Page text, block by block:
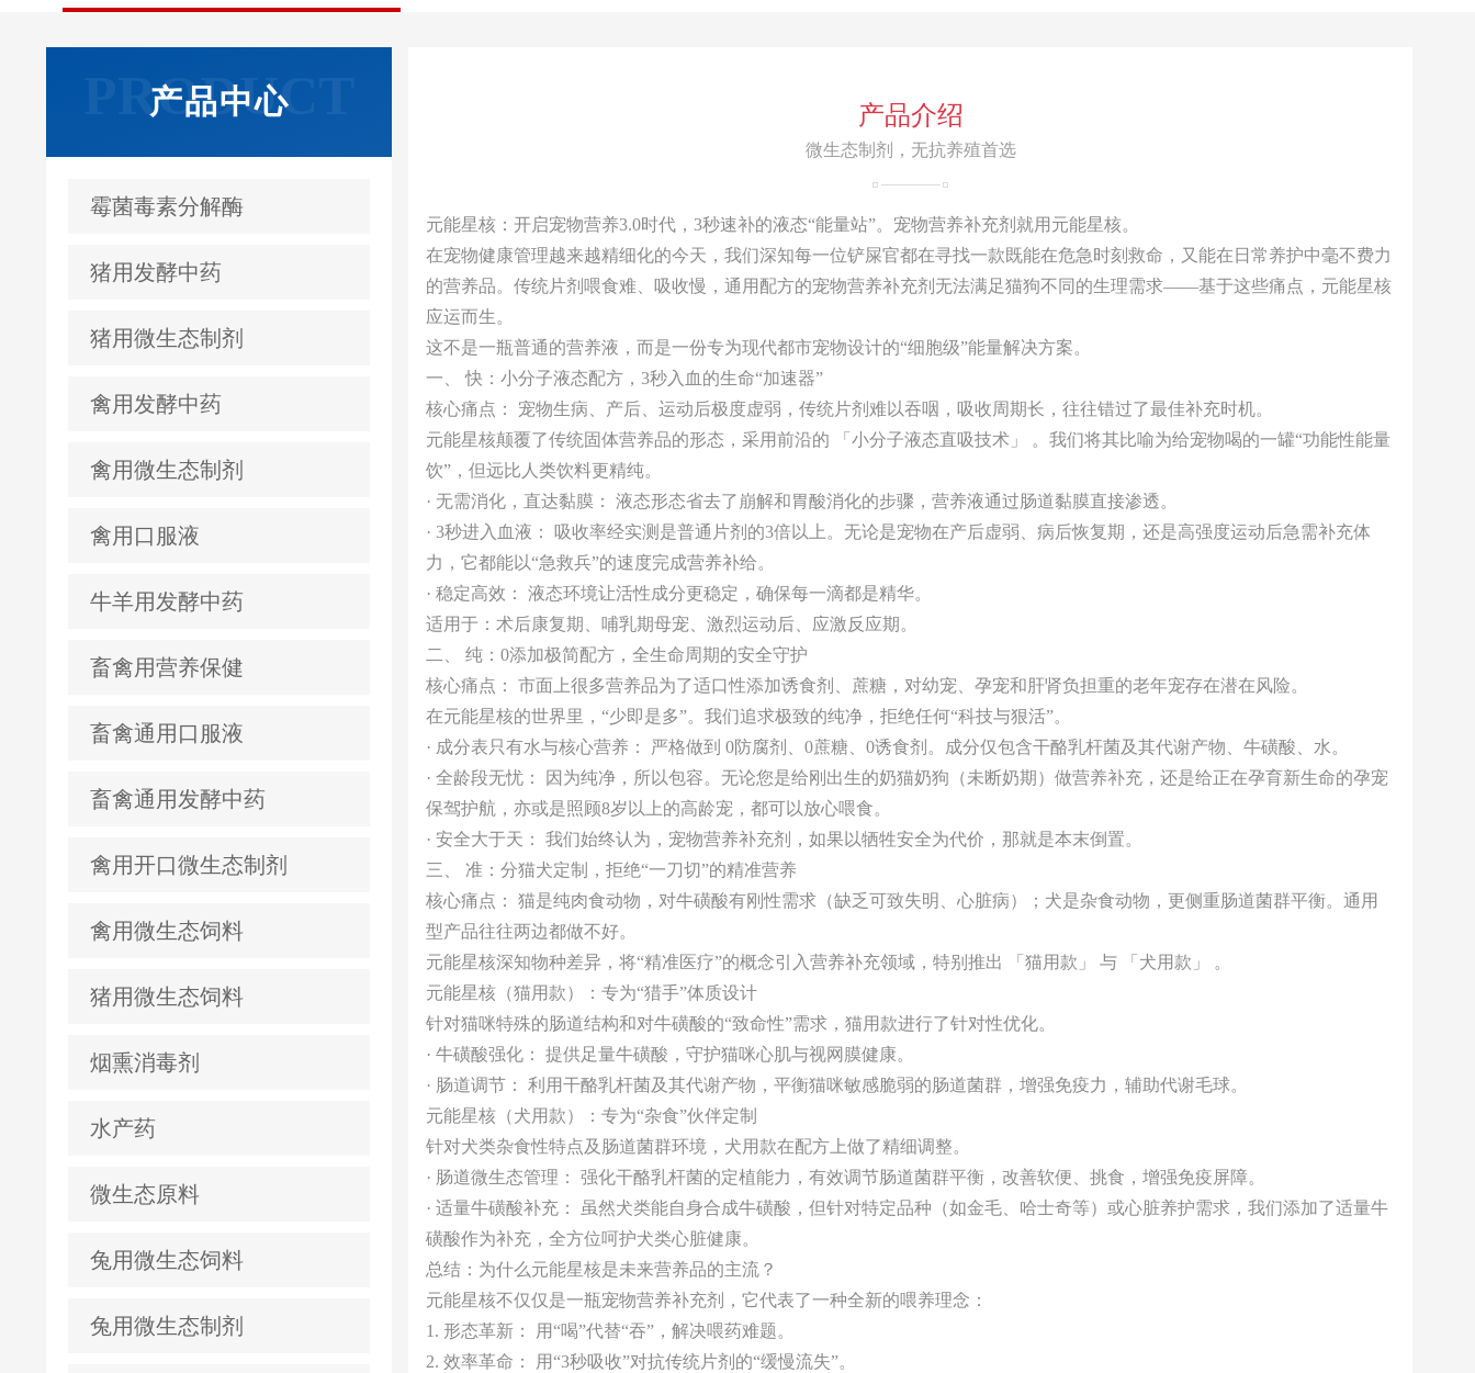
产品中心
霉菌毒素分解酶
猪用发酵中药
猪用微生态制剂
禽用发酵中药
禽用微生态制剂
禽用口服液
牛羊用发酵中药
畜禽用营养保健
畜禽通用口服液
畜禽通用发酵中药
禽用开口微生态制剂
禽用微生态饲料
猪用微生态饲料
烟熏消毒剂
水产药
微生态原料
兔用微生态饲料
兔用微生态制剂
产品介绍
微生态制剂，无抗养殖首选
元能星核：开启宠物营养3.0时代，3秒速补的液态“能量站”。宠物营养补充剂就用元能星核。
在宠物健康管理越来越精细化的今天，我们深知每一位铲屎官都在寻找一款既能在危急时刻救命，又能在日常养护中毫不费力
的营养品。传统片剂喂食难、吸收慢，通用配方的宠物营养补充剂无法满足猫狗不同的生理需求——基于这些痛点，元能星核
应运而生。
这不是一瓶普通的营养液，而是一份专为现代都市宠物设计的“细胞级”能量解决方案。
一、 快：小分子液态配方，3秒入血的生命“加速器”
核心痛点： 宠物生病、产后、运动后极度虚弱，传统片剂难以吞咽，吸收周期长，往往错过了最佳补充时机。
元能星核颠覆了传统固体营养品的形态，采用前沿的 「小分子液态直吸技术」 。我们将其比喻为给宠物喝的一罐“功能性能量
饮”，但远比人类饮料更精纯。
· 无需消化，直达黏膜： 液态形态省去了崩解和胃酸消化的步骤，营养液通过肠道黏膜直接渗透。
· 3秒进入血液： 吸收率经实测是普通片剂的3倍以上。无论是宠物在产后虚弱、病后恢复期，还是高强度运动后急需补充体
力，它都能以“急救兵”的速度完成营养补给。
· 稳定高效： 液态环境让活性成分更稳定，确保每一滴都是精华。
适用于：术后康复期、哺乳期母宠、激烈运动后、应激反应期。
二、 纯：0添加极简配方，全生命周期的安全守护
核心痛点： 市面上很多营养品为了适口性添加诱食剂、蔗糖，对幼宠、孕宠和肝肾负担重的老年宠存在潜在风险。
在元能星核的世界里，“少即是多”。我们追求极致的纯净，拒绝任何“科技与狠活”。
· 成分表只有水与核心营养： 严格做到 0防腐剂、0蔗糖、0诱食剂。成分仅包含干酪乳杆菌及其代谢产物、牛磺酸、水。
· 全龄段无忧： 因为纯净，所以包容。无论您是给刚出生的奶猫奶狗（未断奶期）做营养补充，还是给正在孕育新生命的孕宠
保驾护航，亦或是照顾8岁以上的高龄宠，都可以放心喂食。
· 安全大于天： 我们始终认为，宠物营养补充剂，如果以牺牲安全为代价，那就是本末倒置。
三、 准：分猫犬定制，拒绝“一刀切”的精准营养
核心痛点： 猫是纯肉食动物，对牛磺酸有刚性需求（缺乏可致失明、心脏病）；犬是杂食动物，更侧重肠道菌群平衡。通用
型产品往往两边都做不好。
元能星核深知物种差异，将“精准医疗”的概念引入营养补充领域，特别推出 「猫用款」 与 「犬用款」 。
元能星核（猫用款）：专为“猎手”体质设计
针对猫咪特殊的肠道结构和对牛磺酸的“致命性”需求，猫用款进行了针对性优化。
· 牛磺酸强化： 提供足量牛磺酸，守护猫咪心肌与视网膜健康。
· 肠道调节： 利用干酪乳杆菌及其代谢产物，平衡猫咪敏感脆弱的肠道菌群，增强免疫力，辅助代谢毛球。
元能星核（犬用款）：专为“杂食”伙伴定制
针对犬类杂食性特点及肠道菌群环境，犬用款在配方上做了精细调整。
· 肠道微生态管理： 强化干酪乳杆菌的定植能力，有效调节肠道菌群平衡，改善软便、挑食，增强免疫屏障。
· 适量牛磺酸补充： 虽然犬类能自身合成牛磺酸，但针对特定品种（如金毛、哈士奇等）或心脏养护需求，我们添加了适量牛
磺酸作为补充，全方位呵护犬类心脏健康。
总结：为什么元能星核是未来营养品的主流？
元能星核不仅仅是一瓶宠物营养补充剂，它代表了一种全新的喂养理念：
1. 形态革新： 用“喝”代替“吞”，解决喂药难题。
2. 效率革命： 用“3秒吸收”对抗传统片剂的“缓慢流失”。